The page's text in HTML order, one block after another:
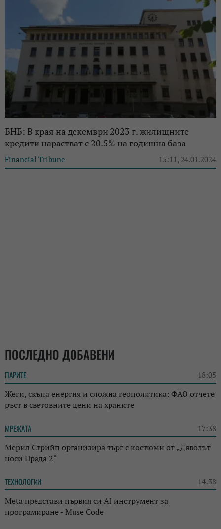
БНБ: В края на декември 2023 г. жилищните
кредити нарастват с 20.5% на годишна база
Financial Tribune 15:11, 24.01.2024
ПОСЛЕДНО ДОБАВЕНИ
ПАРИТЕ 18:05
Жеги, скъпа енергия и сложна геополитика: ФАО отчете
ръст в световните цени на храните
МРЕЖАТА 17:38
Мерил Стрийп организира търг с костюми от „Дяволът
носи Прада 2“
ТЕХНОЛОГИИ 14:38
Meta представи първия си AI инструмент за
програмиране - Muse Code